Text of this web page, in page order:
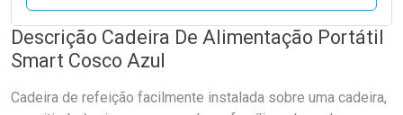
Descrição Cadeira De Alimentação Portátil
Smart Cosco Azul
Cadeira de refeição facilmente instalada sobre uma cadeira,